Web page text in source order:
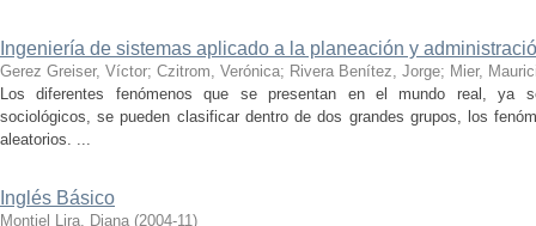
Ingeniería de sistemas aplicado a la planeación y
Gerez Greiser, Víctor; Czitrom, Verónica; Rivera Benítez, Jorge; Mier,
Los diferentes fenómenos que se presentan en el mundo real, ya
sociológicos, se pueden clasificar dentro de dos grandes grupos, los
aleatorios. ...
Inglés Básico
Montiel Lira, Diana (2004-11)